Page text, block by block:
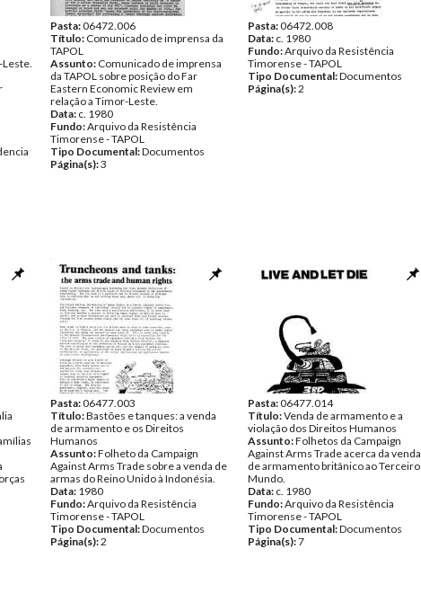
Pasta:06472.006
Título: Comunicado de imprensa da
TAPOL
Assunto: Comunicado de imprensa
da TAPOL sobre posição do Far
Eastern Economic Review em
relação a Timor-Leste.
Data: c. 1980
Fundo:Arquivo da Resistência
Timorense - TAPOL
Tipo Documental:Documentos
Página(s):3
Pasta:06472.008
Data: c. 1980
Fundo:Arquivo da Resistência
Timorense - TAPOL
Tipo Documental:Documentos
Página(s):2
Pasta:06477.003
Título:Bastões e tanques: a venda
de armamento e os Direitos
Humanos
Assunto:Folheto da Campaign
Against Arms Trade sobre a venda de
armas do Reino Unido à Indonésia.
Data: 1980
Fundo:Arquivo da Resistência
Timorense - TAPOL
Tipo Documental:Documentos
Página(s):2
Pasta:06477.014
Título:Venda de armamento e a
violação dos Direitos Humanos
Assunto:Folhetos da Campaign
Against Arms Trade acerca da venda
de armamento britânico ao Terceiro
Mundo.
Data: c. 1980
Fundo:Arquivo da Resistência
Timorense - TAPOL
Tipo Documental:Documentos
Página(s):7